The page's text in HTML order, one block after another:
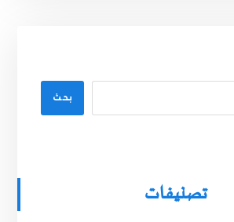
بحث
تصنيفات